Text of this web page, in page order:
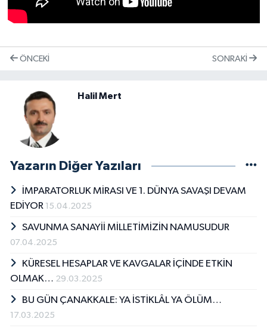
ÖNCEKI SONRAKI
Halil Mert
Yazarın Diğer Yazıları
İMPARATORLUK MİRASI VE 1. DÜNYA SAVAŞI DEVAM
EDİYOR 15.04.2025
SAVUNMA SANAYİİ MİLLETİMİZİN NAMUSUDUR
07.04.2025
KÜRESEL HESAPLAR VE KAVGALAR İÇİNDE ETKİN
OLMAK… 29.03.2025
BU GÜN ÇANAKKALE: YA İSTİKLÂL YA ÖLÜM…
17.03.2025